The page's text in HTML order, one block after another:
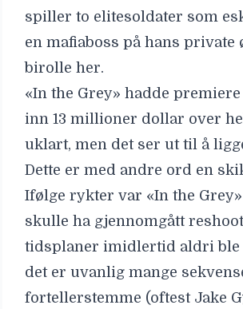
spiller to elitesoldater som
en mafiaboss på hans private
birolle her.
«In the Grey» hadde
inn 13 millioner dollar over
uklart, men det ser ut til å
Dette er med andre ord en
Ifølge rykter var «In the
skulle ha gjennomgått
tidsplaner imidlertid aldri ble
det er uvanlig mange
fortellerstemme (oftest Jake